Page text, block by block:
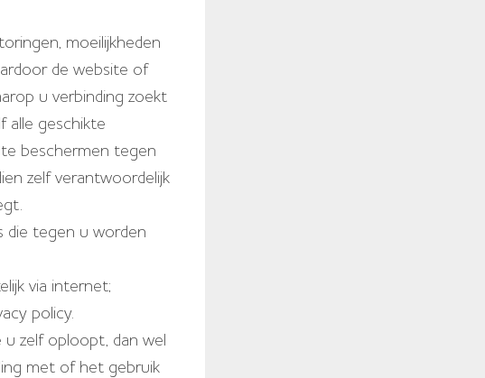
moeilijkheden
de website of
u verbinding zoekt
alle geschikte
beschermen tegen
zelf verantwoordelijk
die tegen u worden
via internet;
policy.
zelf oploopt, dan wel
met of het gebruik